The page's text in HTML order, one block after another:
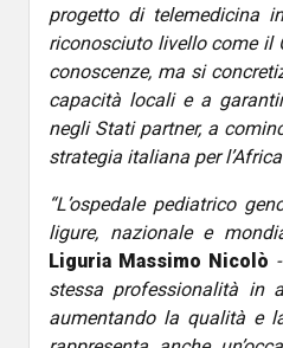
progetto di telemedicina
riconosciuto livello come il
conoscenze, ma si
capacità locali e a
negli Stati partner, a
strategia italiana per
“L’ospedale pediatrico
ligure, nazionale e
Liguria Massimo Nicolò
stessa professionalità in
aumentando la qualità e